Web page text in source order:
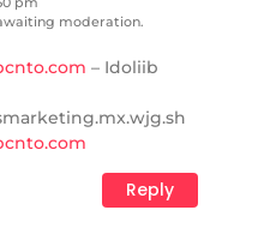
moderation.
– Idoliib
Reply